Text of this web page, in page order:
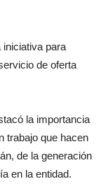
iniciativa para
de oferta
la importancia
trabajo que hacen
de la generación
en la entidad.